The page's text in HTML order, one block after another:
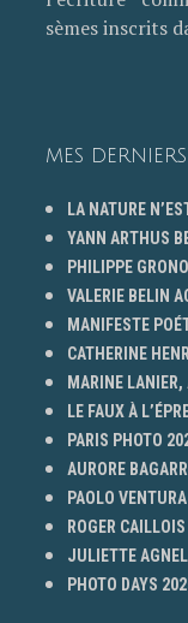
sèmes inscrits
MES
LA NATURE
YANN ARTHUS
PHILIPPE
VALERIE BELIN
MANIFESTE
CATHERINE
MARINE
LE FAUX À
PARIS PHOTO
AURORE
PAOLO VENTURA
ROGER CAILLOIS
JULIETTE
PHOTO DAYS